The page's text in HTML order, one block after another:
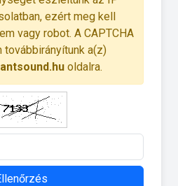
ezért meg kell
vagy robot. A CAPTCHA
továbbirányítunk a(z)
oldalra.